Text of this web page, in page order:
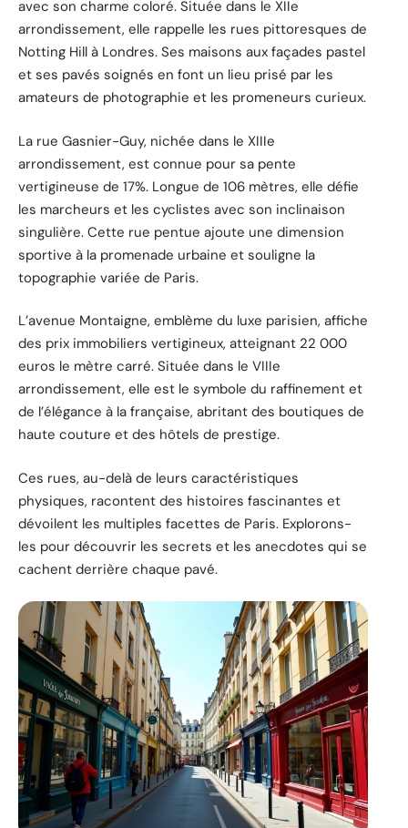
avec son charme coloré. Située dans le XIIe
arrondissement, elle rappelle les rues pittoresques de
Notting Hill à Londres. Ses maisons aux façades pastel
et ses pavés soignés en font un lieu prisé par les
amateurs de photographie et les promeneurs curieux.
La rue Gasnier-Guy, nichée dans le XIIIe
arrondissement, est connue pour sa pente
vertigineuse de 17%. Longue de 106 mètres, elle défie
les marcheurs et les cyclistes avec son inclinaison
singulière. Cette rue pentue ajoute une dimension
sportive à la promenade urbaine et souligne la
topographie variée de Paris.
L’avenue Montaigne, emblème du luxe parisien, affiche
des prix immobiliers vertigineux, atteignant 22 000
euros le mètre carré. Située dans le VIIIe
arrondissement, elle est le symbole du raffinement et
de l’élégance à la française, abritant des boutiques de
haute couture et des hôtels de prestige.
Ces rues, au-delà de leurs caractéristiques
physiques, racontent des histoires fascinantes et
dévoilent les multiples facettes de Paris. Explorons-
les pour découvrir les secrets et les anecdotes qui se
cachent derrière chaque pavé.